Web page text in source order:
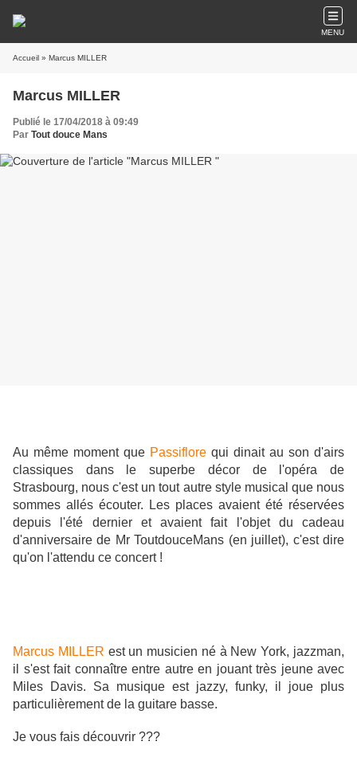
MENU
Accueil » Marcus MILLER
Marcus MILLER
Publié le 17/04/2018 à 09:49
Par Tout douce Mans
Au même moment que Passiflore qui dinait au son d'airs
classiques dans le superbe décor de l'opéra de
Strasbourg, nous c'est un tout autre style musical que nous
sommes allés écouter. Les places avaient été réservées
depuis l'été dernier et avaient fait l'objet du cadeau
d'anniversaire de Mr ToutdouceMans (en juillet), c'est dire
qu'on l'attendu ce concert !
Marcus MILLER est un musicien né à New York, jazzman,
il s'est fait connaître entre autre en jouant très jeune avec
Miles Davis. Sa musique est jazzy, funky, il joue plus
particulièrement de la guitare basse.
Je vous fais découvrir ???